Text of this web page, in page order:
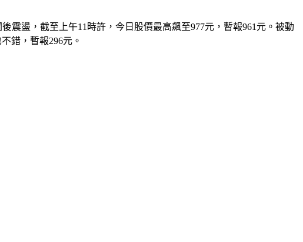
震盪，截至上午11時許，今日股價最高飆至977元，暫報961元。被動
錯，暫報296元。